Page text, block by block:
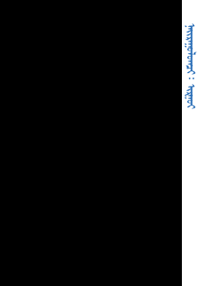
  